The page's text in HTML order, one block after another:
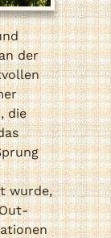
der
die
wurde,